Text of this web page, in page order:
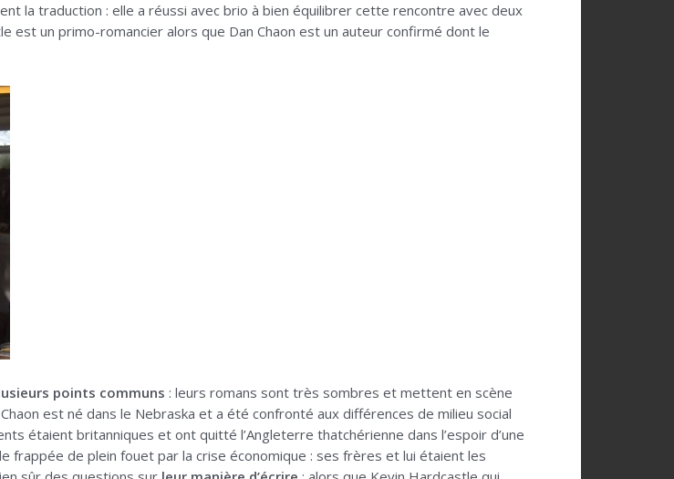
la traduction : elle a réussi avec brio à bien équilibrer cette rencontre avec deux
est un primo-romancier alors que Dan Chaon est un auteur confirmé dont le
points communs : leurs romans sont très sombres et mettent en scène
est né dans le Nebraska et a été confronté aux différences de milieu social
étaient britanniques et ont quitté l’Angleterre thatchérienne dans l’espoir d’une
frappée de plein fouet par la crise économique : ses frères et lui étaient les